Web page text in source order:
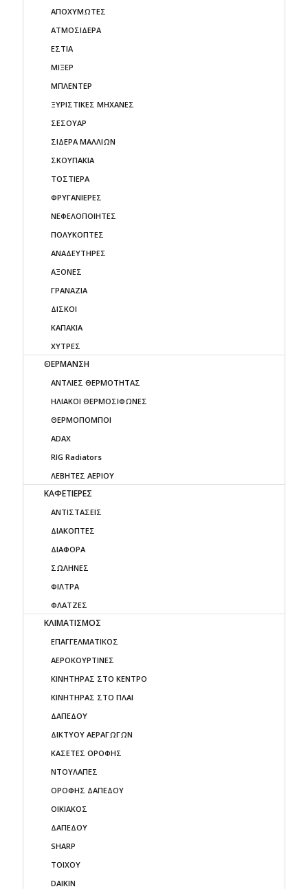
ΑΠΟΧΥΜΩΤΕΣ
ΑΤΜΟΣΙΔΕΡΑ
ΕΣΤΙΑ
ΜΙΞΕΡ
ΜΠΛΕΝΤΕΡ
ΞΥΡΙΣΤΙΚΕΣ ΜΗΧΑΝΕΣ
ΣΕΣΟΥΑΡ
ΣΙΔΕΡΑ ΜΑΛΛΙΩΝ
ΣΚΟΥΠΑΚΙΑ
ΤΟΣΤΙΕΡΑ
ΦΡΥΓΑΝΙΕΡΕΣ
ΝΕΦΕΛΟΠΟΙΗΤΕΣ
ΠΟΛΥΚΟΠΤΕΣ
ΑΝΑΔΕΥΤΗΡΕΣ
ΑΞΟΝΕΣ
ΓΡΑΝΑΖΙΑ
ΔΙΣΚΟΙ
ΚΑΠΑΚΙΑ
ΧΥΤΡΕΣ
ΘΕΡΜΑΝΣΗ
ΑΝΤΛΙΕΣ ΘΕΡΜΟΤΗΤΑΣ
ΗΛΙΑΚΟΙ ΘΕΡΜΟΣΙΦΩΝΕΣ
ΘΕΡΜΟΠΟΜΠΟΙ
ADAX
RIG Radiators
ΛΕΒΗΤΕΣ ΑΕΡΙΟΥ
ΚΑΦΕΤΙΕΡΕΣ
ΑΝΤΙΣΤΑΣΕΙΣ
ΔΙΑΚΟΠΤΕΣ
ΔΙΑΦΟΡΑ
ΣΩΛΗΝΕΣ
ΦΙΛΤΡΑ
ΦΛΑΤΖΕΣ
ΚΛΙΜΑΤΙΣΜΟΣ
ΕΠΑΓΓΕΛΜΑΤΙΚΟΣ
ΑΕΡΟΚΟΥΡΤΙΝΕΣ
ΚΙΝΗΤΗΡΑΣ ΣΤΟ ΚΕΝΤΡΟ
ΚΙΝΗΤΗΡΑΣ ΣΤΟ ΠΛΑΙ
ΔΑΠΕΔΟΥ
ΔΙΚΤΥΟΥ ΑΕΡΑΓΩΓΩΝ
ΚΑΣΕΤΕΣ ΟΡΟΦΗΣ
ΝΤΟΥΛΑΠΕΣ
ΟΡΟΦΗΣ ΔΑΠΕΔΟΥ
ΟΙΚΙΑΚΟΣ
ΔΑΠΕΔΟΥ
SHARP
ΤΟΙΧΟΥ
DAIKIN